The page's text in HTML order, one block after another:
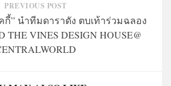
PREVIOUS POST
กี้” นำทีมดาราดัง ตบเท้าร่วมฉลอง
THE VINES DESIGN HOUSE@